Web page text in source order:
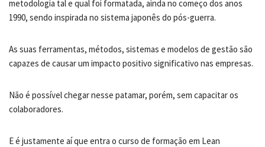
metodologia tal e qual foi formatada, ainda no começo dos anos
1990, sendo inspirada no sistema japonês do pós-guerra.
As suas ferramentas, métodos, sistemas e modelos de gestão são
capazes de causar um impacto positivo significativo nas empresas.
Não é possível chegar nesse patamar, porém, sem capacitar os
colaboradores.
E é justamente aí que entra o curso de formação em Lean